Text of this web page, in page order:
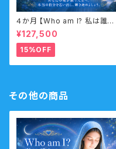
４か月 【Who am I? 私は誰な
のか？】サポートコース なんの
ために生まれてきたのか？人生
の目的・使命・生きがいサポート
コース （人生の目的・魂の使命）
¥127,500
15%OFF
その他の商品